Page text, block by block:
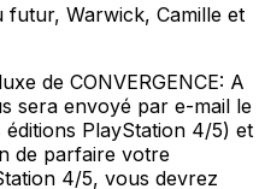
futur, Warwick, Camille et
de CONVERGENCE: A
sera envoyé par e-mail le
PlayStation 4/5) et
de parfaire votre
4/5, vous devrez